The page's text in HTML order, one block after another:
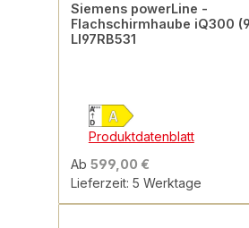
Siemens powerLine -
Flachschirmhaube iQ300
LI97RB531
Produktdatenblatt
Ab 599,00 €
Lieferzeit: 5 Werktage